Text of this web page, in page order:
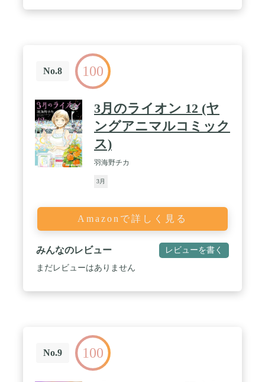
No.8 100
3月のライオン 12 (ヤ
ングアニマルコミック
ス)
羽海野チカ
3月
Amazonで詳しく見る
みんなのレビュー レビューを書く
まだレビューはありません
No.9 100